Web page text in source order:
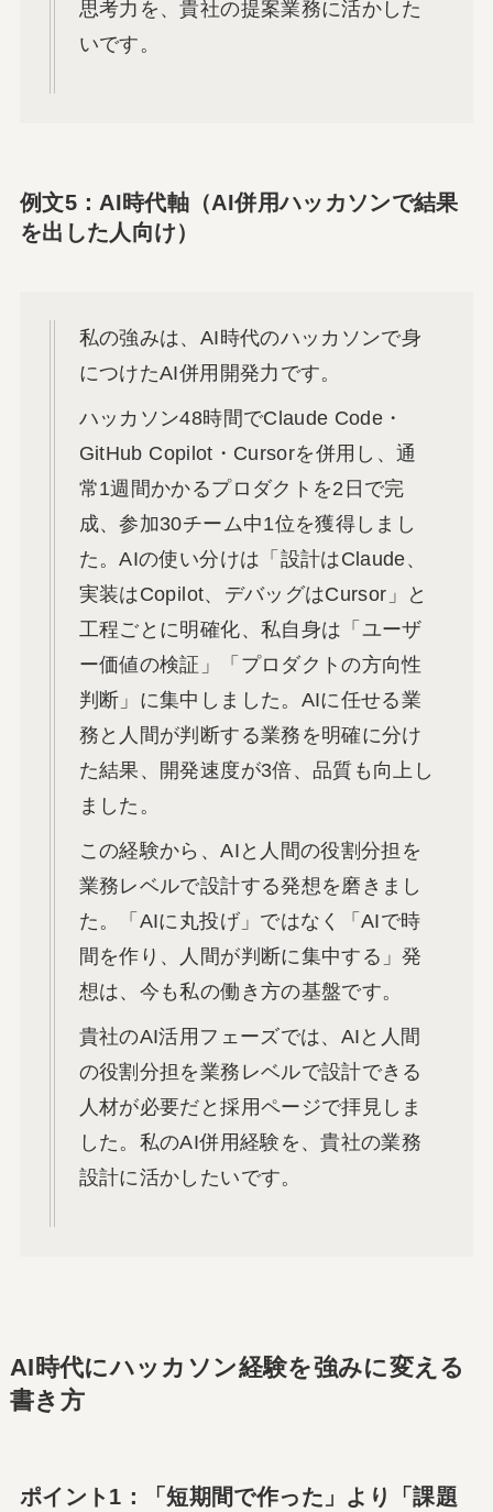
思考力を、貴社の提案業務に活かした
いです。
例文5：AI時代軸（AI併用ハッカソンで結果
を出した人向け）
私の強みは、AI時代のハッカソンで身
につけたAI併用開発力です。
ハッカソン48時間でClaude Code・
GitHub Copilot・Cursorを併用し、通
常1週間かかるプロダクトを2日で完
成、参加30チーム中1位を獲得しまし
た。AIの使い分けは「設計はClaude、
実装はCopilot、デバッグはCursor」と
工程ごとに明確化、私自身は「ユーザ
ー価値の検証」「プロダクトの方向性
判断」に集中しました。AIに任せる業
務と人間が判断する業務を明確に分け
た結果、開発速度が3倍、品質も向上し
ました。
この経験から、AIと人間の役割分担を
業務レベルで設計する発想を磨きまし
た。「AIに丸投げ」ではなく「AIで時
間を作り、人間が判断に集中する」発
想は、今も私の働き方の基盤です。
貴社のAI活用フェーズでは、AIと人間
の役割分担を業務レベルで設計できる
人材が必要だと採用ページで拝見しま
した。私のAI併用経験を、貴社の業務
設計に活かしたいです。
AI時代にハッカソン経験を強みに変える
書き方
ポイント1：「短期間で作った」より「課題